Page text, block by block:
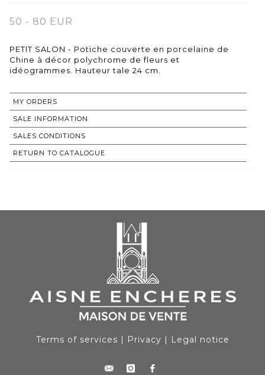
50 - 80 EUR
PETIT SALON - Potiche couverte en porcelaine de
Chine à décor polychrome de fleurs et
idéogrammes. Hauteur tale 24 cm.
MY ORDERS
SALE INFORMATION
SALES CONDITIONS
RETURN TO CATALOGUE
Terms of services | Privacy | Legal notice